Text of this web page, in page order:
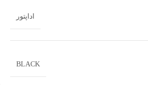
اداپتور
BLACK